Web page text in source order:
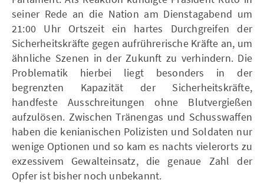
seiner Rede an die Nation am Dienstagabend um
21:00 Uhr Ortszeit ein hartes Durchgreifen der
Sicherheitskräfte gegen aufrührerische Kräfte an, um
ähnliche Szenen in der Zukunft zu verhindern. Die
Problematik hierbei liegt besonders in der
begrenzten Kapazität der Sicherheitskräfte,
handfeste Ausschreitungen ohne Blutvergießen
aufzulösen. Zwischen Tränengas und Schusswaffen
haben die kenianischen Polizisten und Soldaten nur
wenige Optionen und so kam es nachts vielerorts zu
exzessivem Gewalteinsatz, die genaue Zahl der
Opfer ist bisher noch unbekannt.